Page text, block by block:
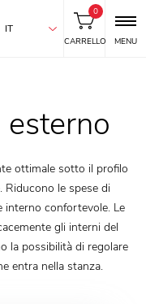
MENU
CARRELLO
0
IT
ottimale sotto il profilo
Riducono le spese di
interno confortevole. Le
gli interni del
la possibilità di regolare
entra nella stanza.